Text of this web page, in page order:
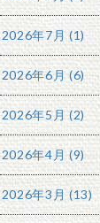
2026年7月 (1)
2026年6月 (6)
2026年5月 (2)
2026年4月 (9)
2026年3月 (13)